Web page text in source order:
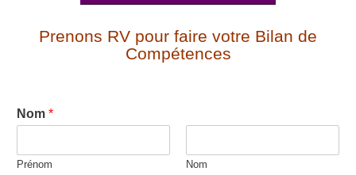
Prenons RV pour faire votre Bilan de
Compétences
Nom *
Prénom Nom